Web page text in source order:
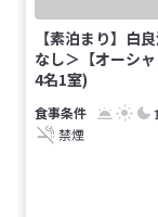
【素泊まり】白
なし＞【オーシ
4名1室)
禁煙